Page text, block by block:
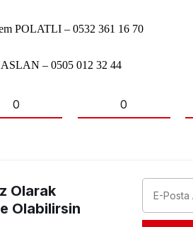
POLATLI – 0532 361 16 70
– 0505 012 32 44
0 0
Olarak
Olabilirsin